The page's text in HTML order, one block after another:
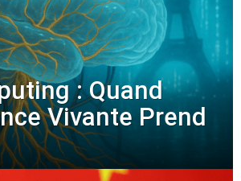
: Quand
Vivante Prend